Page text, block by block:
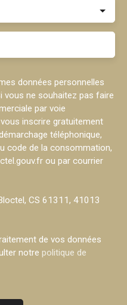
données personnelles
vous ne souhaitez pas faire
par voie
inscrire gratuitement
téléphonique,
code de la consommation,
ou par courrier
CS 61311, 41013
de vos données
notre politique de